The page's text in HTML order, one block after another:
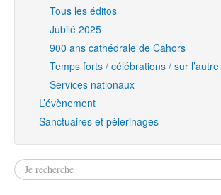
Tous les éditos
Jubilé 2025
900 ans cathédrale de Cahors
Temps forts / célébrations / sur
Services nationaux
L’évènement
Sanctuaires et pèlerinages